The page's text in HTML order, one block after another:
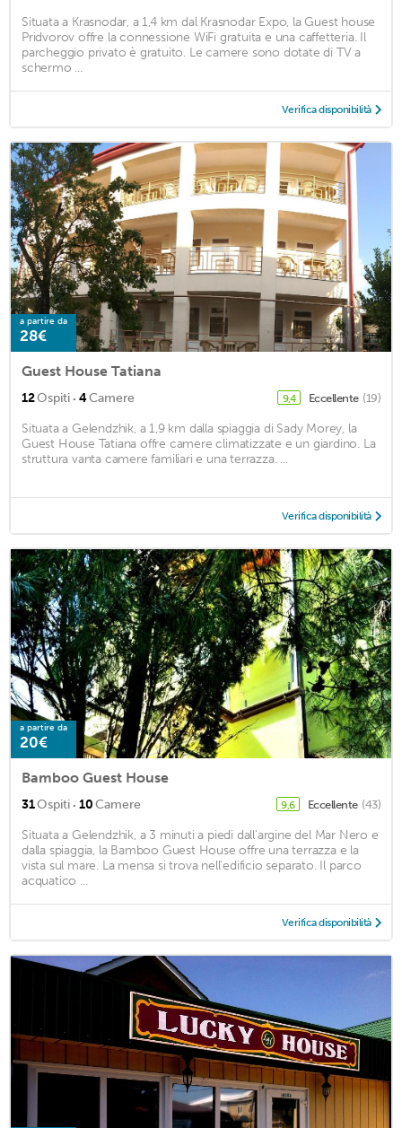
Situata a Krasnodar, a 1,4 km dal Krasnodar Expo, la Guest house
Pridvorov offre la connessione WiFi gratuita e una caffetteria. Il
parcheggio privato è gratuito. Le camere sono dotate di TV a
schermo ...
Verifica disponibilità
a partire da
28€
Guest House Tatiana
12Ospiti · 4Camere 9,4 Eccellente (19)
Situata a Gelendzhik, a 1,9 km dalla spiaggia di Sady Morey, la
Guest House Tatiana offre camere climatizzate e un giardino. La
struttura vanta camere familiari e una terrazza. ...
Verifica disponibilità
a partire da
20€
Bamboo Guest House
31Ospiti · 10Camere 9,6 Eccellente (43)
Situata a Gelendzhik, a 3 minuti a piedi dall'argine del Mar Nero e
dalla spiaggia, la Bamboo Guest House offre una terrazza e la
vista sul mare. La mensa si trova nell'edificio separato. Il parco
acquatico ...
Verifica disponibilità